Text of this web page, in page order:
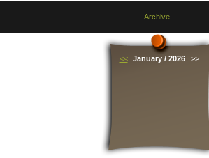
Archive
<< January / 2026 >>